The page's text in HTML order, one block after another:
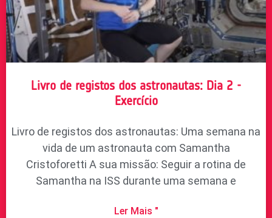
Livro de registos dos astronautas: Dia 2 -
Exercício
Livro de registos dos astronautas: Uma semana na
vida de um astronauta com Samantha
Cristoforetti A sua missão: Seguir a rotina de
Samantha na ISS durante uma semana e
Ler Mais "